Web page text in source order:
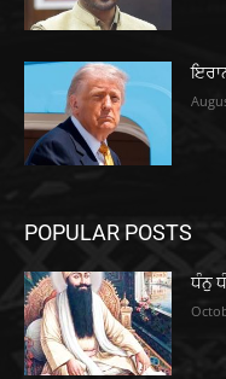
POPULAR POSTS
ਧੰਨੁ